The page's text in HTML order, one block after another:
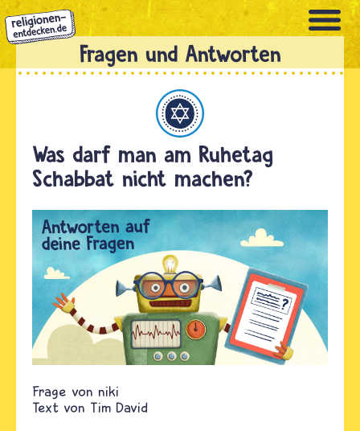
Direkt
zum
Inhalt
Was darf man am Ruhetag
Schabbat nicht machen?
niki
Text von Tim David